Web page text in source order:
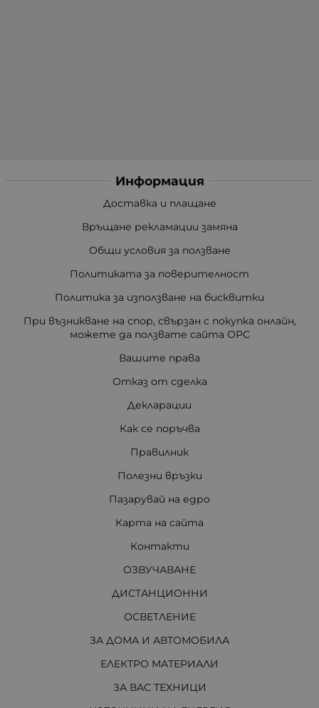
Информация
Доставка и плащане
Връщане рекламации замяна
Общи условия за ползване
Политиката за поверителност
Политика за използване на бисквитки
При възникване на спор, свързан с покупка онлайн,
можете да ползвате сайта ОРС
Вашите права
Отказ от сделка
Декларации
Как се поръчва
Правилник
Полезни връзки
Пазарувай на едро
Карта на сайта
Контакти
ОЗВУЧАВАНЕ
ДИСТАНЦИОННИ
ОСВЕТЛЕНИЕ
ЗА ДОМА И АВТОМОБИЛА
ЕЛЕКТРО МАТЕРИАЛИ
ЗА ВАС ТЕХНИЦИ